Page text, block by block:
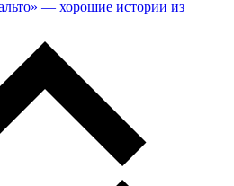
— хорошие истории из